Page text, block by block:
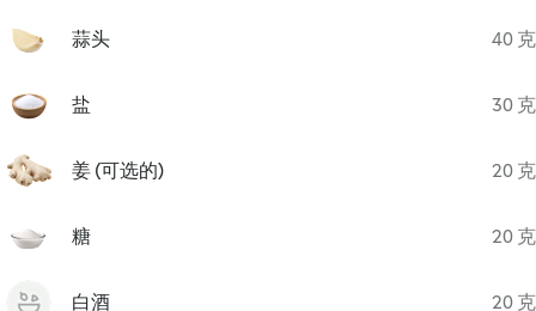
蒜头 40 克
盐 30 克
姜 (可选的) 20 克
糖 20 克
白酒 20 克